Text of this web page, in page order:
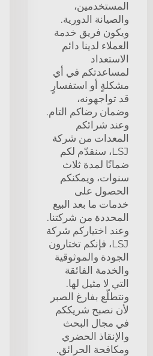
المستخدمين،
والصيانة الدورية.
ويكون فريق خدمة
العملاء لدينا دائم
الاستعداد
لمساعدتكم في أي
مشكلةٍ أو استفسارٍ
قد تواجهونه،
وضمان رضاكم التام.
وعند شرائكم
المعدات من شركة
LSJ، سنقدّم لكم
ضمانًا لمدة ثلاث
سنوات، ويمكنكم
الحصول على
خدمات ما بعد البيع
المحددة من شركتنا.
وعند اختياركم شركة
LSJ، فإنكم تختارون
الجودة والموثوقية
والخدمة الفائقة
التي لا مثيل لها.
ونتطلّع بفارغ الصبر
لأن نصبح شريككم
في مجال البحث
والإنقاذ الحضري
ومكافحة الحرائق.